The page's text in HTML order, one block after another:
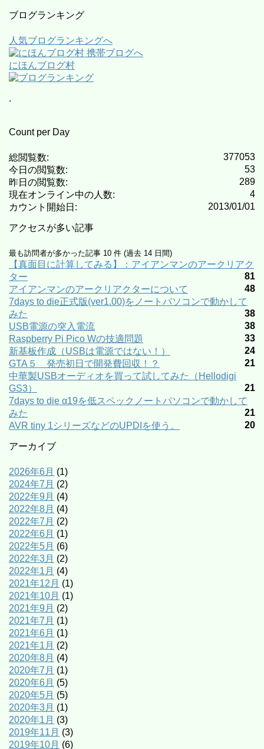
ブログランキング
人気ブログランキングへ
にほんブログ村
.
Count per Day
377053
総閲覧数:
53
今日の閲覧数:
289
昨日の閲覧数:
4
現在オンライン中の人数:
2013/01/01
カウント開始日:
アクセスが多い記事
最も訪問者が多かった記事 10 件 (過去 14 日間)
【真面目に計算してみる】：アイアンマンのアークリアク
ター
81
アイアンマンのアークリアクターについて
48
7days to die正式版(ver1.00)をノートパソコンで動かして
みた
38
USB電源の突入電流
38
Raspberry Pi Pico Wの技適問題
33
新基板作成（USBは電源ではない！）
24
GTA５ 発売初日で開発費回収！？
21
中華製USBオーディオを買って試してみた（Hellodigi
GS3）
21
7days to die α19を低スペックノートパソコンで動かして
みた
21
AVR tiny 1シリーズなどのUPDIを使う。
20
アーカイブ
2026年6月 (1)
2024年7月 (2)
2022年9月 (4)
2022年8月 (4)
2022年7月 (2)
2022年6月 (1)
2022年5月 (6)
2022年3月 (2)
2022年1月 (4)
2021年12月 (1)
2021年10月 (1)
2021年9月 (2)
2021年7月 (1)
2021年6月 (1)
2021年1月 (2)
2020年8月 (4)
2020年7月 (1)
2020年6月 (5)
2020年5月 (5)
2020年3月 (1)
2020年1月 (3)
2019年11月 (3)
2019年10月 (6)